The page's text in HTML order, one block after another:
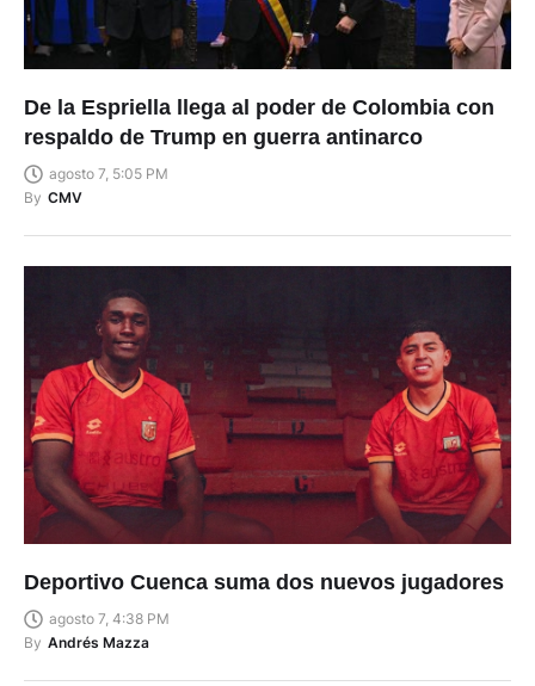
De la Espriella llega al poder de Colombia con
respaldo de Trump en guerra antinarco
agosto 7, 5:05 PM
By CMV
Deportivo Cuenca suma dos nuevos jugadores
agosto 7, 4:38 PM
By Andrés Mazza